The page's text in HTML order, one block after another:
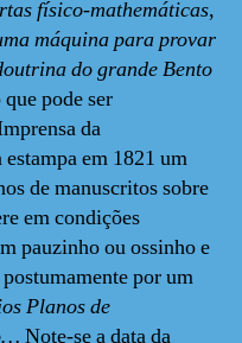
físico-mathemáticas,
máquina para provar
do grande Bento
pode ser
da
em 1821 um
de manuscritos sobre
em condições
pauzinho ou ossinho e
por um
Planos de
Note-se a data da